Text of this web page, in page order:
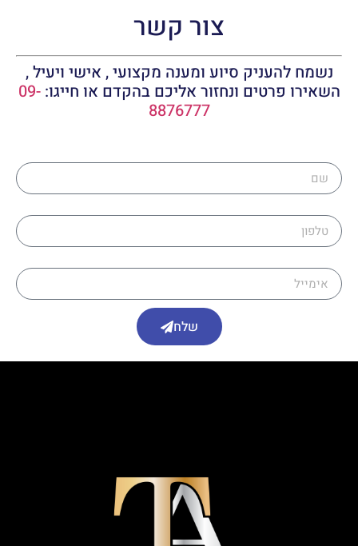
צור קשר
נשמח להעניק סיוע ומענה מקצועי , אישי ויעיל ,
השאירו פרטים ונחזור אליכם בהקדם או חייגו:09-
8876777
שלח